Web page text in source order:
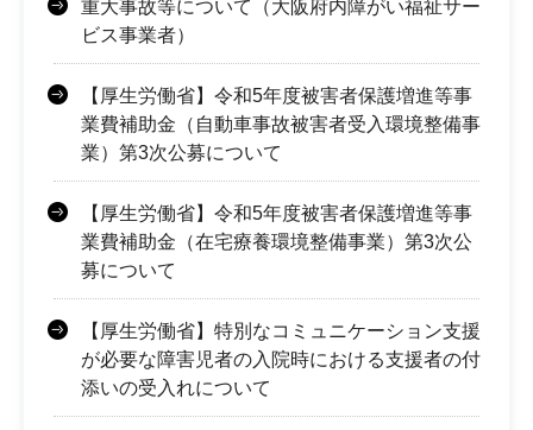
重大事故等について（大阪府内障がい福祉サー
ビス事業者）
【厚生労働省】令和5年度被害者保護増進等事
業費補助金（自動車事故被害者受入環境整備事
業）第3次公募について
【厚生労働省】令和5年度被害者保護増進等事
業費補助金（在宅療養環境整備事業）第3次公
募について
【厚生労働省】特別なコミュニケーション支援
が必要な障害児者の入院時における支援者の付
添いの受入れについて